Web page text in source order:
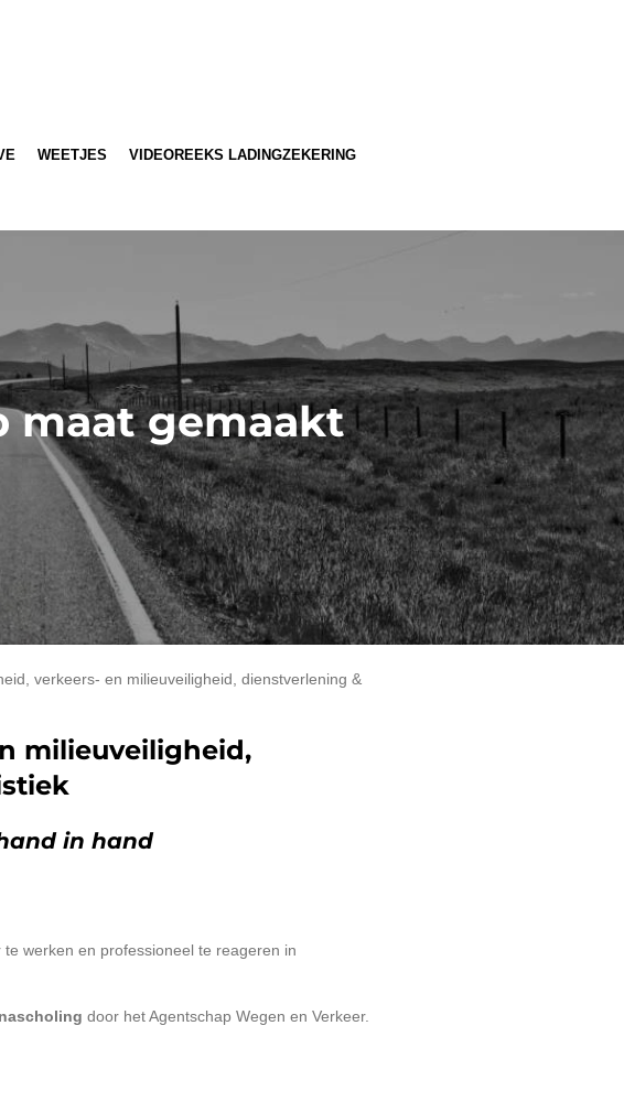
WEETJES VIDEOREEKS LADINGZEKERING
maat gemaakt
verkeers- en milieuveiligheid, dienstverlening &
milieuveiligheid,
in hand
werken en professioneel te reageren in
door het Agentschap Wegen en Verkeer.